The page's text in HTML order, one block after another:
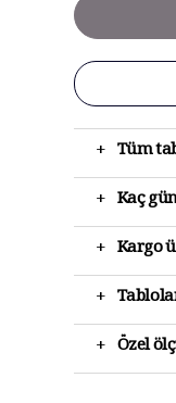
+ Tüm
+ Kaç
+ Kargo
+
+ Özel